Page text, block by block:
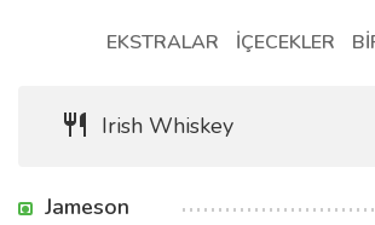
EKSTRALAR İÇECEKLER
Irish Whiskey
Jameson